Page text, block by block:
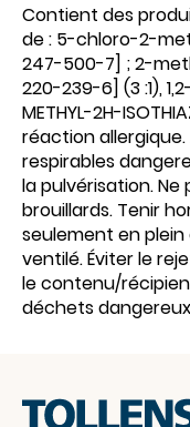
Contient des
de : 5-chloro-2-
247-500-7] ; 2-
220-239-6] (3 :1),
METHYL-2H-
réaction
respirables
la pulvérisation. Ne
brouillards. Tenir
seulement en
ventilé. Éviter le
le contenu/
déchets